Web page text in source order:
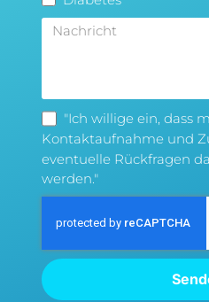
"Ich willige ein, dass
Kontaktaufnahme und
eventuelle Rückfragen
werden."